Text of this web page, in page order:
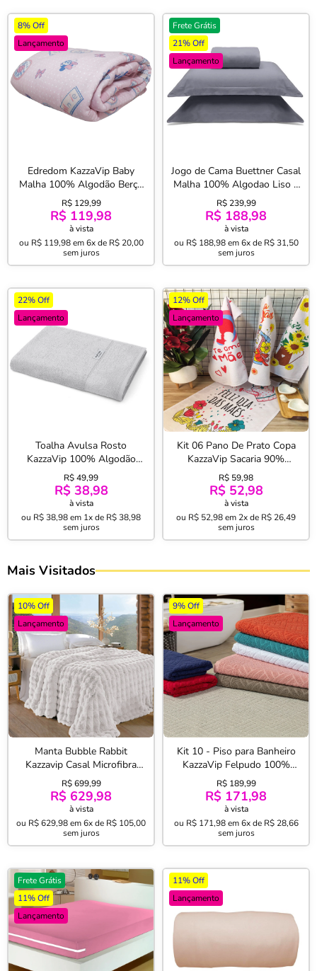
8% Off
Lançamento
Edredom KazzaVip Baby
Malha 100% Algodão Berço
Americano Estampado Minnie
Doce Rosa
R$ 129,99
R$ 119,98
à vista
ou R$ 119,98em6x de R$ 20,00
sem juros
Frete Grátis
21% Off
Lançamento
Jogo de Cama Buettner Casal
Malha 100% Algodao Liso 3
Peças Image Cinza
R$ 239,99
R$ 188,98
à vista
ou R$ 188,98em6x de R$ 31,50
sem juros
22% Off
Lançamento
Toalha Avulsa Rosto
KazzaVip 100% Algodão
Nobre Jacquard Limoges
50cm 80cm Prata
R$ 49,99
R$ 38,98
à vista
ou R$ 38,98em 1x de R$ 38,98
sem juros
12% Off
Lançamento
Kit 06 Pano De Prato Copa
KazzaVip Sacaria 90%
Algodão Mae 50cmx70cm
Estampado Branco Off-
White
R$ 59,98
R$ 52,98
à vista
ou R$ 52,98em 2x de R$ 26,49
sem juros
Mais Visitados
10% Off
Lançamento
Manta Bubble Rabbit
Kazzavip Casal Microfibra
Flannel 100% Poliéster
Aspen 2,20mx2,40m Branco
R$ 699,99
R$ 629,98
à vista
ou R$ 629,98em6x de R$ 105,00
sem juros
9% Off
Lançamento
Kit 10 - Piso para Banheiro
KazzaVip Felpudo 100%
Algodão Atoalhado 49cm X
75cm Bergamo Saída Box
Sortido
R$ 189,99
R$ 171,98
à vista
ou R$ 171,98em6x de R$ 28,66
sem juros
Frete Grátis
11% Off
Lançamento
11% Off
Lançamento